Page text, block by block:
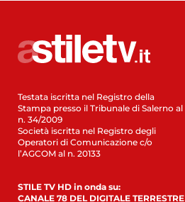
Testata iscritta nel Registro della
Stampa presso il Tribunale di Salerno al
n. 34/2009
Società iscritta nel Registro degli
Operatori di Comunicazione c/o
l’AGCOM al n. 20133
STILE TV HD in onda su:
CANALE 78 DEL DIGITALE TERRESTRE